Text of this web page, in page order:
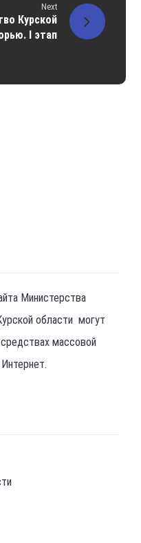
Next
Курской
I этап
Министерства
области могут
массовой